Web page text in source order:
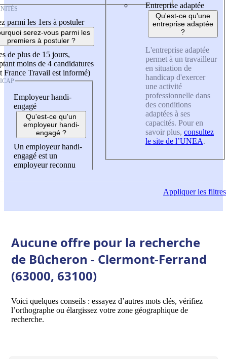
parmi les 1ers à postuler
serez-vous parmi les
premiers à postuler ?
de plus de 15 jours,
moins de 4 candidatures
France Travail est informé)
Employeur handi-
engagé
Qu'est-ce qu'un
employeur handi-
engagé ?
Un employeur handi-
engagé est un
employeur reconnu
Entreprise adaptée
Qu'est-ce qu'une
entreprise adaptée
?
L'entreprise adaptée
permet à un travailleur
en situation de
handicap d'exercer
une activité
professionnelle dans
des conditions
adaptées à ses
capacités. Pour en
savoir plus, consultez
le site de l’UNEA.
Appliquerles filtres
Aucune offre pour la recherche
de Bûcheron - Clermont-Ferrand
(63000, 63100)
Voici quelques conseils : essayez d’autres mots clés, vérifiez
l’orthographe ou élargissez votre zone géographique de
recherche.